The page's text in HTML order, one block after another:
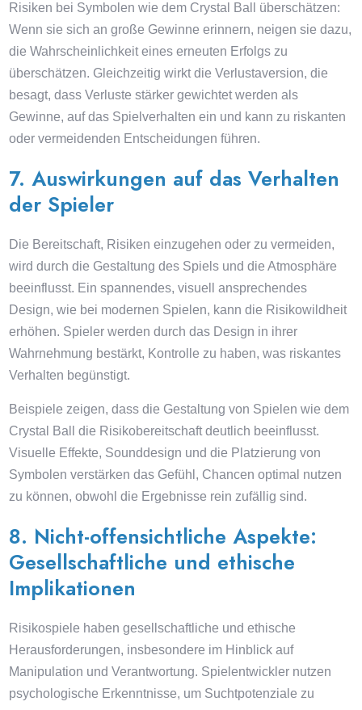
Risiken bei Symbolen wie dem Crystal Ball überschätzen:
Wenn sie sich an große Gewinne erinnern, neigen sie dazu,
die Wahrscheinlichkeit eines erneuten Erfolgs zu
überschätzen. Gleichzeitig wirkt die Verlustaversion, die
besagt, dass Verluste stärker gewichtet werden als
Gewinne, auf das Spielverhalten ein und kann zu riskanten
oder vermeidenden Entscheidungen führen.
7. Auswirkungen auf das Verhalten
der Spieler
Die Bereitschaft, Risiken einzugehen oder zu vermeiden,
wird durch die Gestaltung des Spiels und die Atmosphäre
beeinflusst. Ein spannendes, visuell ansprechendes
Design, wie bei modernen Spielen, kann die Risikowildheit
erhöhen. Spieler werden durch das Design in ihrer
Wahrnehmung bestärkt, Kontrolle zu haben, was riskantes
Verhalten begünstigt.
Beispiele zeigen, dass die Gestaltung von Spielen wie dem
Crystal Ball die Risikobereitschaft deutlich beeinflusst.
Visuelle Effekte, Sounddesign und die Platzierung von
Symbolen verstärken das Gefühl, Chancen optimal nutzen
zu können, obwohl die Ergebnisse rein zufällig sind.
8. Nicht-offensichtliche Aspekte:
Gesellschaftliche und ethische
Implikationen
Risikospiele haben gesellschaftliche und ethische
Herausforderungen, insbesondere im Hinblick auf
Manipulation und Verantwortung. Spielentwickler nutzen
psychologische Erkenntnisse, um Suchtpotenziale zu